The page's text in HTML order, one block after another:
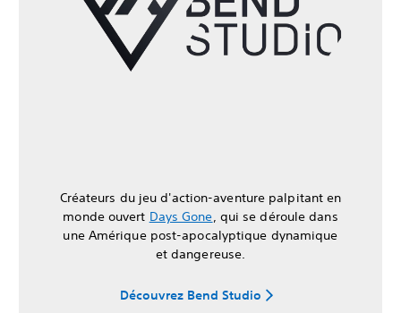
Créateurs du jeu d'action-aventure palpitant en
monde ouvert Days Gone, qui se déroule dans
une Amérique post-apocalyptique dynamique
et dangereuse.
Découvrez Bend Studio